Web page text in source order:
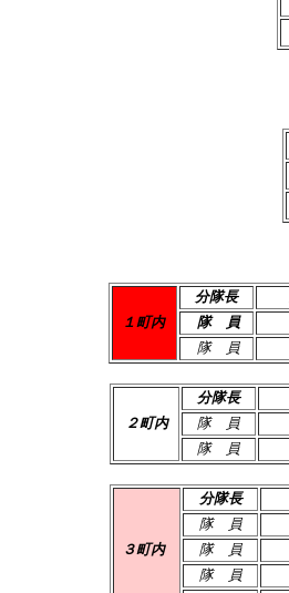
１町内
分隊長
隊 員
隊員
２町内
分隊長
隊 員
隊 員
３町内
分隊長
隊 員
隊 員
隊 員